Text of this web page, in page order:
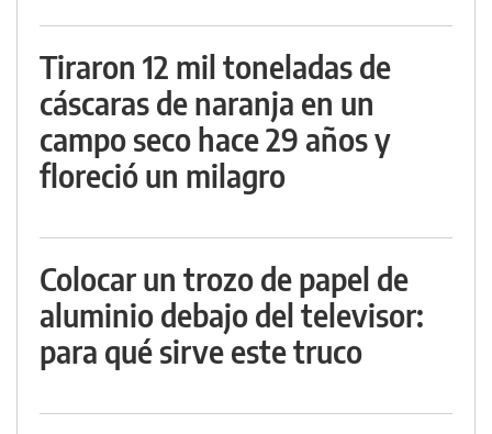
Tiraron 12 mil toneladas de
cáscaras de naranja en un
campo seco hace 29 años y
floreció un milagro
Colocar un trozo de papel de
aluminio debajo del televisor:
para qué sirve este truco